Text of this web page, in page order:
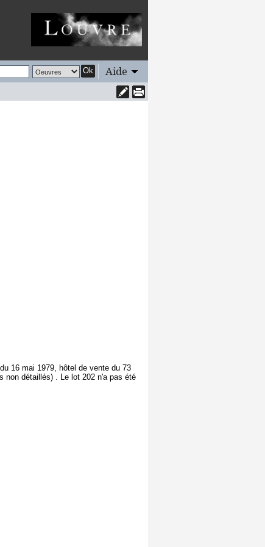
Ok Aide
16 mai 1979, hôtel de vente du 73
non détaillés) . Le lot 202 n'a pas été